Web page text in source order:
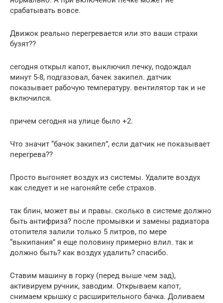
срабатывать вовсе.
Движок реально перегревается или это ваши страхи
бузят??
сегодня открыл капот, выключил печку, подождал
минут 5-8, подгазовал, бачек закипел. датчик
показывает рабочую температуру. вентилятор так и не
включился.
причем сегодня на улице было +2.
Что значит “бачок закипел”, если датчик не показывает
перегрева??
Просто выгоняет воздух из системы. Удалите воздух
как следует и не нагоняйте себе страхов.
так блин, может вы и правы. сколько в системе должно
быть антифриза? после промывки и замены радиатора
отопителя залили только 5 литров, по мере
“выкипания” я еще половину примерно влил. так и
должно быть? как воздух удалить? спасибо.
Ставим машину в горку (перед выше чем зад),
активируем ручник, заводим. Открываем капот,
снимаем крышку с расширительного бачка. Доливаем